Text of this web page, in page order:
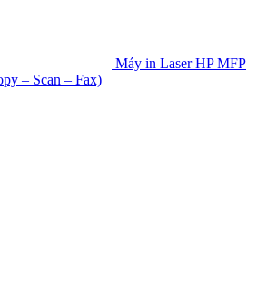
Máy in Laser HP MFP
– Scan – Fax)